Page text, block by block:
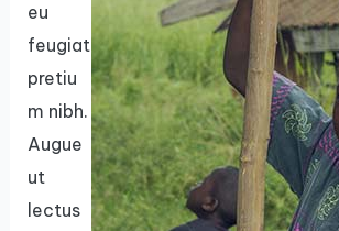
eu
feugiat
pretiu
m nibh.
Augue
ut
lectus